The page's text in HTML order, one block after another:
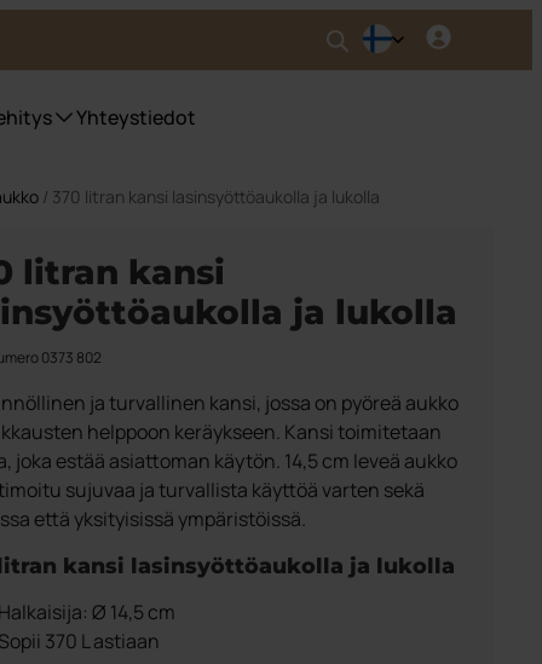
Yhteystiedot
/ 370 litran kansi lasinsyöttöaukolla ja lukolla
litran kansi
ja lukolla
0373 802
ja turvallinen kansi, jossa on pyöreä aukko
helppoon keräykseen. Kansi toimitetaan
joka estää asiattoman käytön. 14,5 cm leveä aukko
sujuvaa ja turvallista käyttöä varten sekä
että yksityisissä ympäristöissä.
kansi lasinsyöttöaukolla ja lukolla
Ø 14,5 cm
370 L astiaan